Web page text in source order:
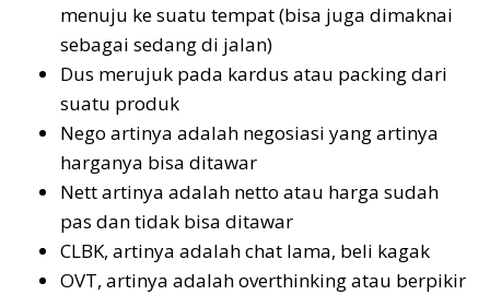
menuju ke suatu tempat (bisa juga dimaknai
sebagai sedang di jalan)
Dus merujuk pada kardus atau packing dari
suatu produk
Nego artinya adalah negosiasi yang artinya
harganya bisa ditawar
Nett artinya adalah netto atau harga sudah
pas dan tidak bisa ditawar
CLBK, artinya adalah chat lama, beli kagak
OVT, artinya adalah overthinking atau berpikir